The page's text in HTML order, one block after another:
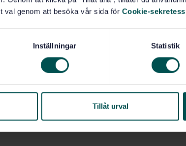
val genom att besöka vår sida för Cookie-sekretess
Inställningar Statistik
Tillåt urval